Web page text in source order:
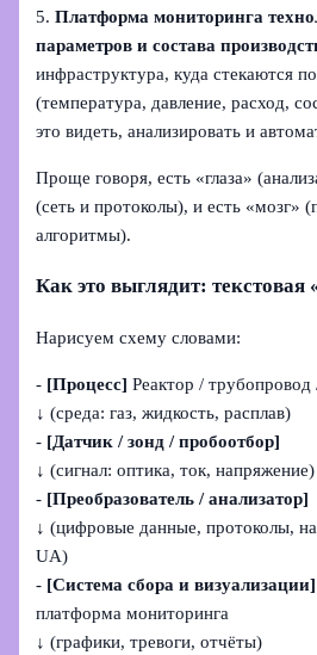
5.Платформа мониторинга
параметров и состава
инфраструктура, куда стекаются
(температура, давление, расход,
это видеть, анализировать и
Проще говоря, есть «глаза»
(сеть и протоколы), и есть «мозг»
алгоритмы).
Как это выглядит: текстовая
Нарисуем схему словами:
- [Процесс] Реактор / трубопровод
↓ (среда: газ, жидкость, расплав)
- [Датчик / зонд / пробоотбор]
↓ (сигнал: оптика, ток, напряжение)
- [Преобразователь / анализатор]
↓ (цифровые данные, протоколы,
UA)
- [Система сбора и визуализации]
платформа мониторинга
↓ (графики, тревоги, отчёты)